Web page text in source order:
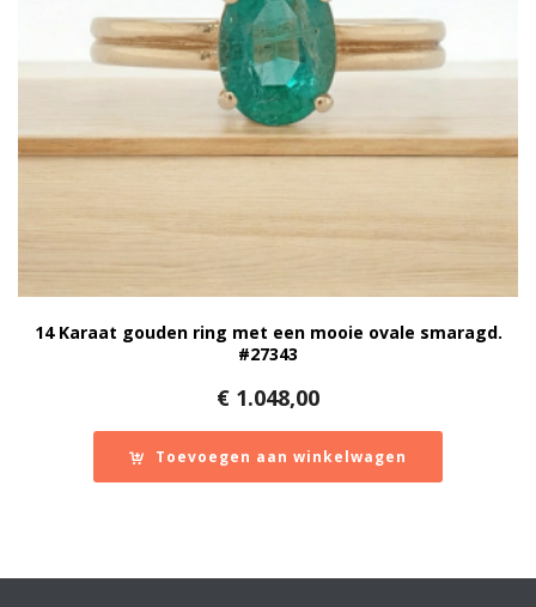
14 Karaat gouden ring met een mooie ovale smaragd.
#27343
€ 1.048,00
Toevoegen aan winkelwagen